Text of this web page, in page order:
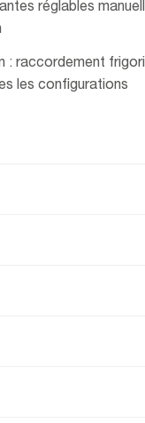
réglables
: raccordement
les configurations